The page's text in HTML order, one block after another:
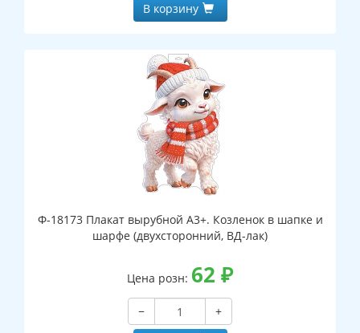
В корзину
Ф-18173 Плакат вырубной А3+. Козленок в шапке и
шарфе (двухсторонний, ВД-лак)
Цена розн: 62 ₽
−
+